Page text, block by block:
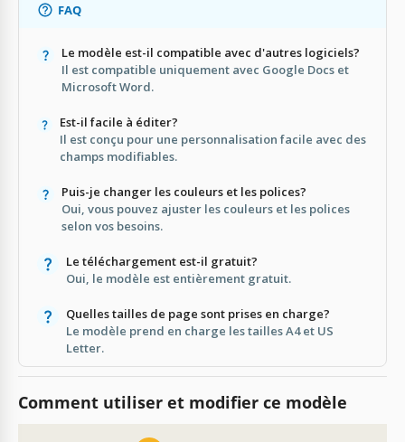
FAQ
Le modèle est-il compatible avec d'autres logiciels?
Il est compatible uniquement avec Google Docs et
Microsoft Word.
Est-il facile à éditer?
Il est conçu pour une personnalisation facile avec des
champs modifiables.
Puis-je changer les couleurs et les polices?
Oui, vous pouvez ajuster les couleurs et les polices
selon vos besoins.
Le téléchargement est-il gratuit?
Oui, le modèle est entièrement gratuit.
Quelles tailles de page sont prises en charge?
Le modèle prend en charge les tailles A4 et US
Letter.
Comment utiliser et modifier ce modèle